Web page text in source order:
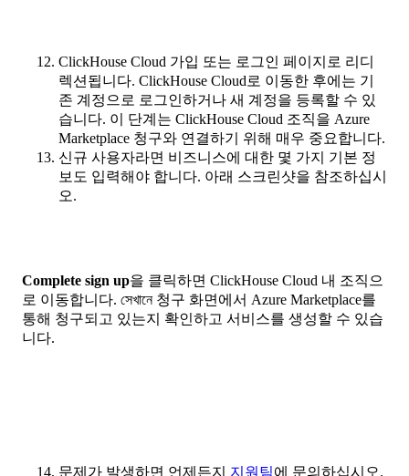
ClickHouse Cloud 가입 또는 로그인 페이지로 리디
렉션됩니다. ClickHouse Cloud로 이동한 후에는 기
존 계정으로 로그인하거나 새 계정을 등록할 수 있
습니다. 이 단계는 ClickHouse Cloud 조직을 Azure
Marketplace 청구와 연결하기 위해 매우 중요합니다.
신규 사용자라면 비즈니스에 대한 몇 가지 기본 정
보도 입력해야 합니다. 아래 스크린샷을 참조하십시
오.
Complete sign up을 클릭하면 ClickHouse Cloud 내 조직으
로 이동합니다. সেখানে 청구 화면에서 Azure Marketplace를
통해 청구되고 있는지 확인하고 서비스를 생성할 수 있습
니다.
문제가 발생하면 언제든지 지원팀에 문의하십시오.